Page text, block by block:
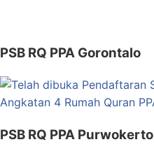
PSB RQ PPA Gorontalo
PSB RQ PPA Purwokerto